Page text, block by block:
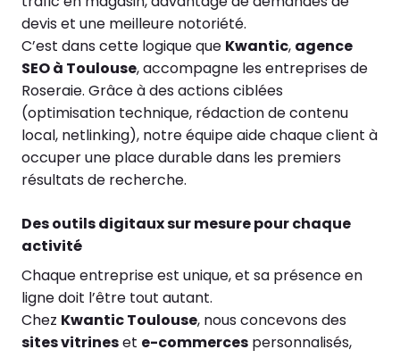
devis et une meilleure notoriété.
C’est dans cette logique que Kwantic, agence
SEO à Toulouse, accompagne les entreprises de
Roseraie. Grâce à des actions ciblées
(optimisation technique, rédaction de contenu
local, netlinking), notre équipe aide chaque client à
occuper une place durable dans les premiers
résultats de recherche.
Des outils digitaux sur mesure pour chaque
activité
Chaque entreprise est unique, et sa présence en
ligne doit l’être tout autant.
Chez Kwantic Toulouse, nous concevons des
sites vitrineset e-commerces personnalisés,